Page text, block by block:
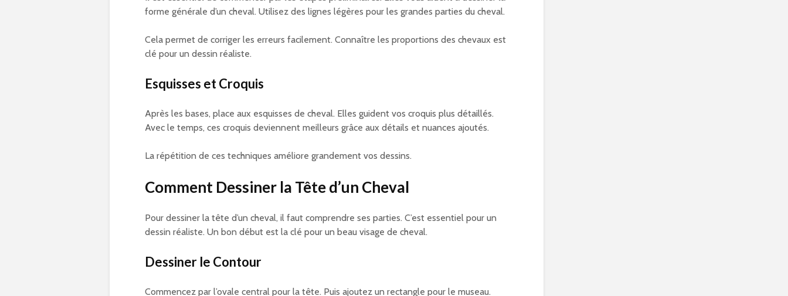
forme générale d’un cheval. Utilisez des lignes légères pour les grandes parties du cheval.
Cela permet de corriger les erreurs facilement. Connaître les proportions des chevaux est
clé pour un dessin réaliste.
Esquisses et Croquis
Après les bases, place aux esquisses de cheval. Elles guident vos croquis plus détaillés.
Avec le temps, ces croquis deviennent meilleurs grâce aux détails et nuances ajoutés.
La répétition de ces techniques améliore grandement vos dessins.
Comment Dessiner la Tête d’un Cheval
Pour dessiner la tête d’un cheval, il faut comprendre ses parties. C’est essentiel pour un
dessin réaliste. Un bon début est la clé pour un beau visage de cheval.
Dessiner le Contour
Commencez par l’ovale central pour la tête. Puis ajoutez un rectangle pour le museau.